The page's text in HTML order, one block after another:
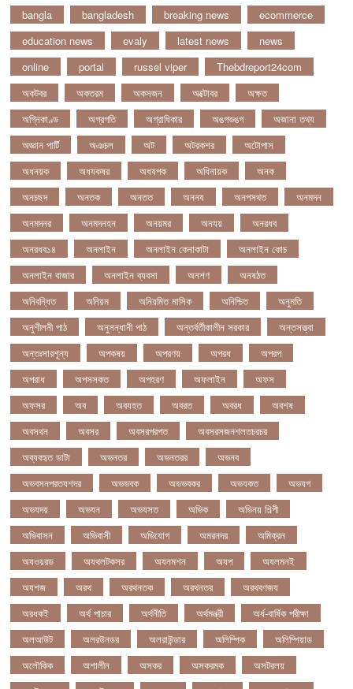
bangla
bangladesh breaking news
ecommerce
education news
evaly latest news
news
online
portal russel viper
Thebdreport24com
অকটবর
অকতরম অকসজন অক্টোবর
অক্ষত
অগ্নিকাণ্ড
অগ্রগতি অগ্রাধিকার অঙগভঙগ
অজানা তথ্য
অজ্ঞান পার্টি
অঞচল অট অটরকশর
অটোপাস
অধনয়ক
অধযকষর অধযপক অধিনায়ক
অনক
অনচছদ
অনতক অনতত অননয অনপসথত
অনমদন
অনমদনর
অনমদনহন অনয়মর অনযয়
অনরধব
অনরধব১৪
অনলাইন অনলাইন কেনাকাটা
অনলাইন কোচ
অনলাইন বাজার
অনলাইন ব্যবসা অনশণ
অনষঠত
অনিবন্ধিত
অনিয়ম অনিয়মিত মাসিক অনিশ্চিত
অনুমতি
অনুশীলনী পাঠ
অনুসন্ধানী পাঠ অন্তর্বর্তীকালীন সরকার
অন্তসত্ত্বা
অন্তঃসারশূন্য
অপকষয় অপরণয় অপরধ
অপরপ
অপরাধ
অপসসকত অপহরণ অফলাইন
অফস
অফসর
অব অবযহত অবরত অবরধ
অবশষ
অবসথন
অবসর অবসরপরপত
অবসরসজনশলতচরচর
অব্যবহৃত ডাটা
অভনতর অভনতরর
অভনব
অভবসনপরতযশদর
অভভবক অভভবকর অভযকত
অভযগ
অভযদয়
অভযন অভযসত অভিক
অভিনয় শিল্পী
অভিবাসন
অভিবাসী অভিযোগ অমরনদর
অমিক্রন
অযওয়রড
অযথলটকসর অযনমশন অযপ
অযলমনই
অযশজ
অরথ অরথনতক অরথনতর
অরথবণজয
অরধকই
অর্থ পাচার অর্থনীতি অর্থমন্ত্রী
অর্ধ-বার্ষিক পরীক্ষা
অলআউট
অলরউনডর অলরাউন্ডার অলিম্পিক
অলিম্পিয়াড
অলৌকিক
অশালীন অসকর অসকরমক
অসটরলয়